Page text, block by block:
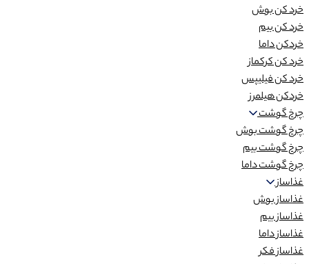
خرد کن بوش
خرد کن بیم
خردکن داما
خرد کن کرکماز
خرد کن فیلیپس
خردکن هیلمرز
چرخ گوشت
چرخ گوشت بوش
چرخ گوشت بیم
چرخ گوشت داما
غذاساز
غذاساز بوش
غذاساز بیم
غذاساز داما
غذاساز فکر